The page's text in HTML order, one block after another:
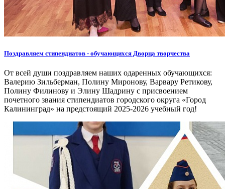
Поздравляем стипендиатов - обучающихся Дворца творчества
От всей души поздравляем наших одаренных обучающихся:
Валерию Зильберман, Полину Миронову, Варвару Ретикову,
Полину Филинову и Элину Шадрину с присвоением
почетного звания стипендиатов городского округа «Город
Калининград» на предстоящий 2025-2026 учебный год!